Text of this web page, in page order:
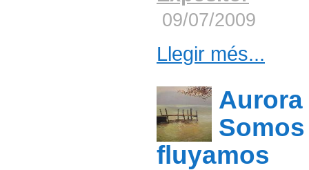
09/07/2009
Llegir més...
fluyamos